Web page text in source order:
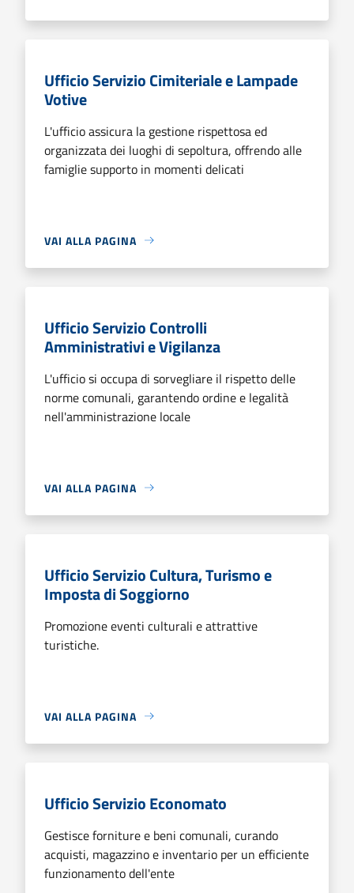
Ufficio Servizio Cimiteriale e Lampade
Votive
L'ufficio assicura la gestione rispettosa ed
organizzata dei luoghi di sepoltura, offrendo alle
famiglie supporto in momenti delicati
VAI ALLA PAGINA
Ufficio Servizio Controlli
Amministrativi e Vigilanza
L'ufficio si occupa di sorvegliare il rispetto delle
norme comunali, garantendo ordine e legalità
nell'amministrazione locale
VAI ALLA PAGINA
Ufficio Servizio Cultura, Turismo e
Imposta di Soggiorno
Promozione eventi culturali e attrattive
turistiche.
VAI ALLA PAGINA
Ufficio Servizio Economato
Gestisce forniture e beni comunali, curando
acquisti, magazzino e inventario per un efficiente
funzionamento dell'ente